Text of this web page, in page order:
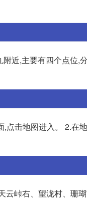
近,主要有四个点位,
击地图进入。 2.在
峠右、望泷村、珊